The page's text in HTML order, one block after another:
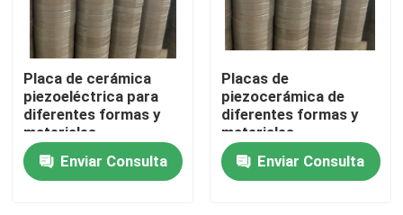
De inmersión ultrasónica del transductor
Generador ultrasónico de Digitaces
generador de frecuencia ultrasónica
Placa de cerámica
piezoeléctrica para
diferentes formas y
materiales
Enviar Consulta
Placas de
piezocerámica de
diferentes formas y
materiales
Enviar Consulta